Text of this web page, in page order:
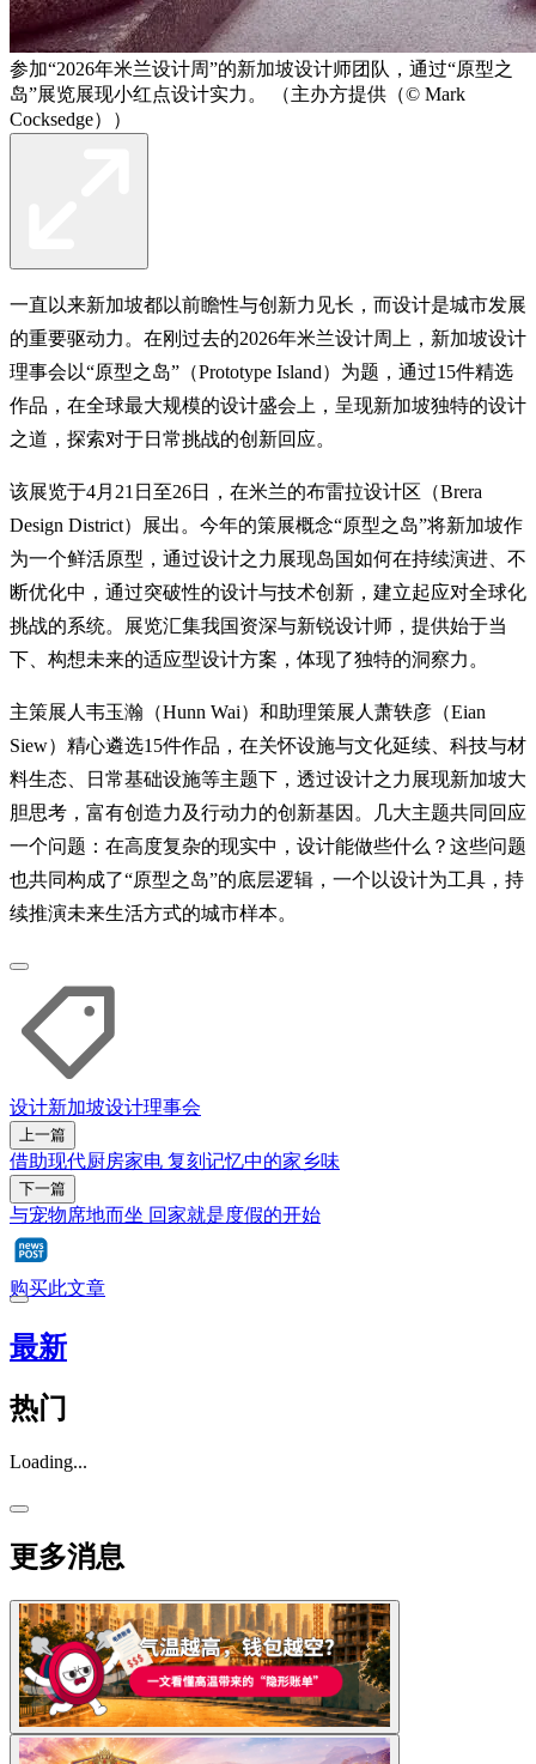
参加“2026年米兰设计周”的新加坡设计师团队，通过“原型之
岛”展览展现小红点设计实力。 （主办方提供（© Mark
Cocksedge））
一直以来新加坡都以前瞻性与创新力见长，而设计是城市发展
的重要驱动力。在刚过去的2026年米兰设计周上，新加坡设计
理事会以“原型之岛”（Prototype Island）为题，通过15件精选
作品，在全球最大规模的设计盛会上，呈现新加坡独特的设计
之道，探索对于日常挑战的创新回应。
该展览于4月21日至26日，在米兰的布雷拉设计区（Brera
Design District）展出。今年的策展概念“原型之岛”将新加坡作
为一个鲜活原型，通过设计之力展现岛国如何在持续演进、不
断优化中，通过突破性的设计与技术创新，建立起应对全球化
挑战的系统。展览汇集我国资深与新锐设计师，提供始于当
下、构想未来的适应型设计方案，体现了独特的洞察力。
主策展人韦玉瀚（Hunn Wai）和助理策展人萧轶彦（Eian
Siew）精心遴选15件作品，在关怀设施与文化延续、科技与材
料生态、日常基础设施等主题下，透过设计之力展现新加坡大
胆思考，富有创造力及行动力的创新基因。几大主题共同回应
一个问题：在高度复杂的现实中，设计能做些什么？这些问题
也共同构成了“原型之岛”的底层逻辑，一个以设计为工具，持
续推演未来生活方式的城市样本。
设计新加坡设计理事会
上一篇
借助现代厨房家电 复刻记忆中的家乡味
下一篇
与宠物席地而坐 回家就是度假的开始
购买此文章
最新
热门
Loading...
更多消息